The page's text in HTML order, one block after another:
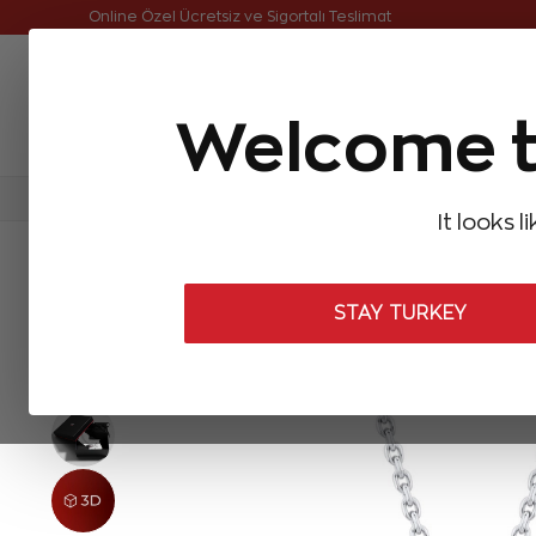
Welcome
It looks
STAY TURKEY
Online Özel Ücretsiz ve Sigortalı Teslimat
Aynı Gün Kargo Çok Satanlar